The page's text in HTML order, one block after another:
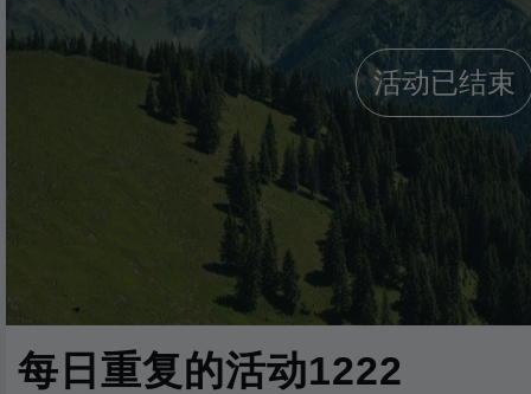
活动已结束
每日重复的活动1222